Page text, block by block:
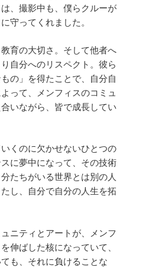
、撮影中も、僕らクルーが
守ってくれました。
育の大切さ。そして他者へ
自分へのリスペクト。彼ら
の」を得たことで、自分自
って、メンフィスのコミュ
いながら、皆で成長してい
くのに欠かせないひとつの
に夢中になって、その技術
たちがいる世界とは別の人
し、自分で自分の人生を拓
ニティとアートが、メンフ
伸ばした核になっていて、
も、それに負けることな